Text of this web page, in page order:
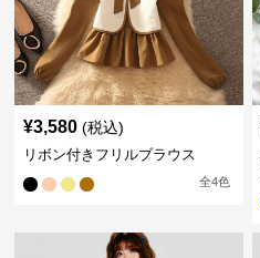
¥3,580 (税込)
リボン付きフリルブラウス
全4色